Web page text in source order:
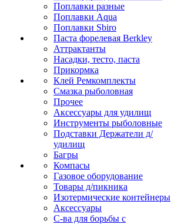
Поплавки разные
Поплавки Aqua
Поплавки Sbiro
Паста форелевая Berkley
Аттрактанты
Насадки, тесто, паста
Прикормка
Клей Ремкомплекты
Смазка рыболовная
Прочее
Аксессуары для удилищ
Инструменты рыболовные
Подставки Держатели д/
удилищ
Багры
Компасы
Газовое оборудование
Товары д/пикника
Изотермические контейнеры
Аксессуары
С-ва для борьбы с